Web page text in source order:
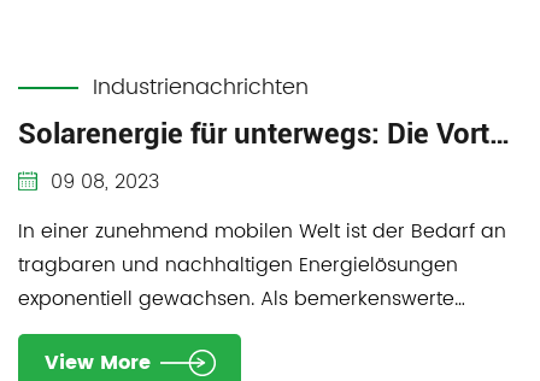
Industrienachrichten
Solarenergie für unterwegs: Die Vorteile einer faltbaren Solardecke entfalten
09 08, 2023
In einer zunehmend mobilen Welt ist der Bedarf an
tragbaren und nachhaltigen Energielösungen
exponentiell gewachsen. Als bemerkenswerte
Innovation ...
View More